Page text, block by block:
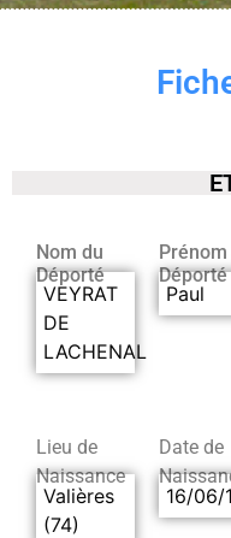
Nom du
Déporté
VEYRAT
DE
LACHENAL
Prénom
Déporté
Paul
Lieu de
Naissance
Valières
(74)
Date de
16/06/